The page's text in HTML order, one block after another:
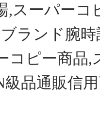
,スーパー
ランド腕
コピー商品
品通販信